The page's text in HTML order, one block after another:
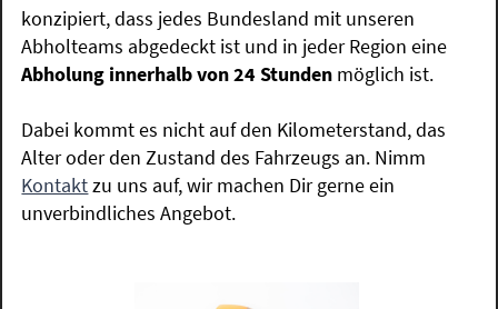
konzipiert, dass jedes Bundesland mit unseren
Abholteams abgedeckt ist und in jeder Region eine
Abholung innerhalb von 24 Stunden möglich ist.
Dabei kommt es nicht auf den Kilometerstand, das
Alter oder den Zustand des Fahrzeugs an. Nimm
Kontaktzu uns auf, wir machen Dir gerne ein
unverbindliches Angebot.